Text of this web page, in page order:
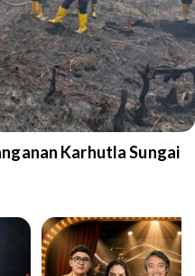
Karhutla Sungai